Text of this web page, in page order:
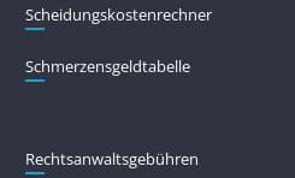
Scheidungskostenrechner
Schmerzensgeldtabelle
Rechtsanwaltsgebühren